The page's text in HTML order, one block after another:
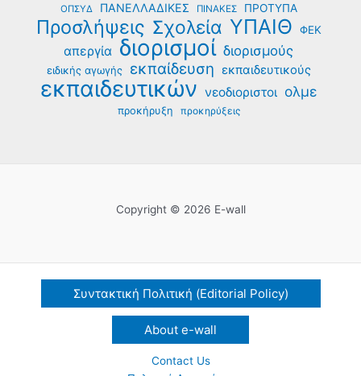
ΟΠΣΥΔ
ΠΑΝΕΛΛΑΔΙΚΕΣ ΠΙΝΑΚΕΣ ΠΡΟΤΥΠΑ
Προσλήψεις Σχολεία ΥΠΑΙΘ ΦΕΚ
απεργία διορισμοί διορισμούς
ειδικής αγωγής εκπαίδευση εκπαιδευτικούς
εκπαιδευτικών νεοδιοριστοι ολμε
προκήρυξη προκηρύξεις
Copyright © 2026 E-wall
Συντακτική Πολιτική (Editorial Policy)
About e-wall
Contact Us